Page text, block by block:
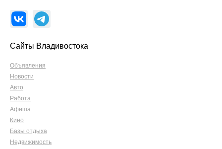
Сайты Владивостока
Объявления
Новости
Авто
Работа
Афиша
Кино
Базы отдыха
Недвижимость